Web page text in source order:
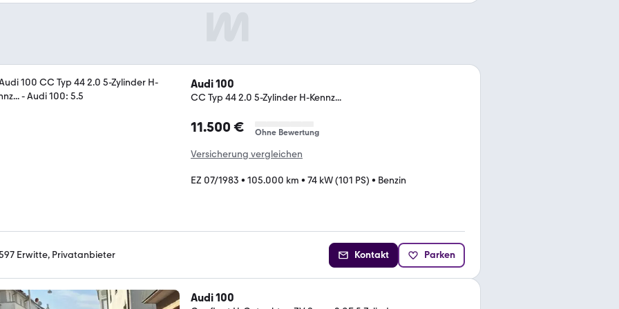
Audi 100
CC Typ 44 2.0 5-Zylinder H-Kennz...
11.500 € Ohne Bewertung
Versicherung vergleichen
EZ 07/1983 • 105.000 km • 74 kW (101 PS) • Benzin
Erwitte, Privatanbieter Kontakt Parken
Audi 100